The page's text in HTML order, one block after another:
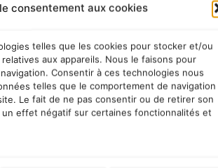
consentement aux cookies
telles que les cookies pour stocker et/ou
aux appareils. Nous le faisons pour
Consentir à ces technologies nous
telles que le comportement de navigation
Le fait de ne pas consentir ou de retirer son
effet négatif sur certaines fonctionnalités et
de l’antiquité. Le 26 juillet
visionneront les Jeux olympiques
.
se pose la question de son bilan
avec les objectifs
premiers compatibles avec l’accord